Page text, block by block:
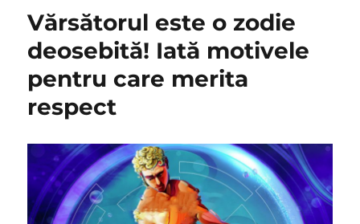
Vărsătorul este o zodie
deosebită! Iată motivele
pentru care merita
respect